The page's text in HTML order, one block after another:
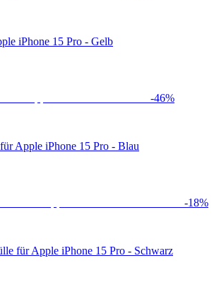
iPhone 15 Pro - Gelb
-46%
Apple iPhone 15 Pro - Blau
-18%
für Apple iPhone 15 Pro - Schwarz